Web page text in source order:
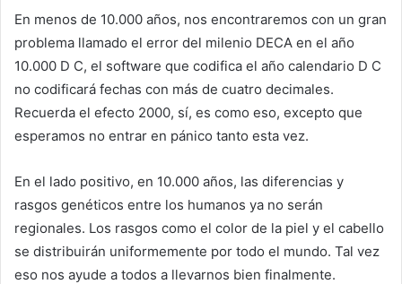
En menos de 10.000 años, nos encontraremos con un gran
problema llamado el error del milenio DECA en el año
10.000 D C, el software que codifica el año calendario D C
no codificará fechas con más de cuatro decimales.
Recuerda el efecto 2000, sí, es como eso, excepto que
esperamos no entrar en pánico tanto esta vez.
En el lado positivo, en 10.000 años, las diferencias y
rasgos genéticos entre los humanos ya no serán
regionales. Los rasgos como el color de la piel y el cabello
se distribuirán uniformemente por todo el mundo. Tal vez
eso nos ayude a todos a llevarnos bien finalmente.